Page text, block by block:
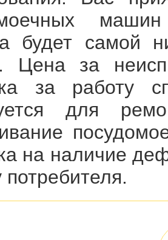
будет самой
Цена за
за работу
для
на наличие
потребителя.